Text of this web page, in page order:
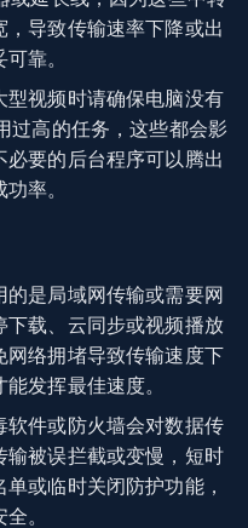
导致传输速率下降或出
靠。
型视频时请确保电脑没有
过高的任务，这些都会影
要的后台程序可以腾出
率。
的是局域网传输或需要网
下载、云同步或视频播放
网络拥堵导致传输速度下
发挥最佳速度。
软件或防火墙会对数据传
输被误拦截或变慢，短时
或临时关闭防护功能，
。